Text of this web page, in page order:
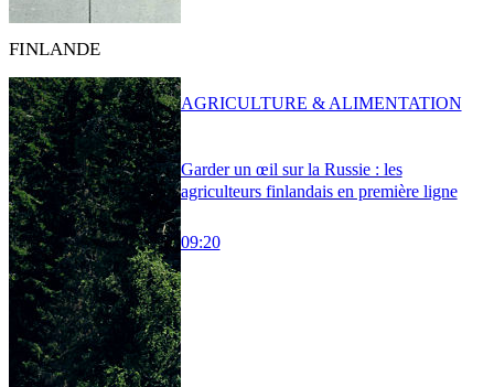
FINLANDE
Garder un œil sur la Russie : les
agriculteurs finlandais en première ligne
09:20
AGRICULTURE & ALIMENTATION